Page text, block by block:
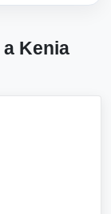
Kenia